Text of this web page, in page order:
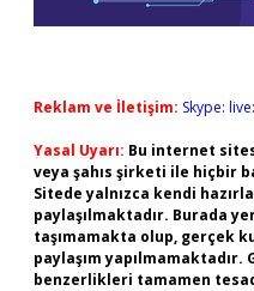
Reklam ve İletişim: Skype:
Yasal Uyarı: Bu internet
veya şahıs şirketi ile hiçbir
Sitede yalnızca kendi
paylaşılmaktadır. Burada
taşımamakta olup, gerçek
paylaşım
benzerlikleri tamamen